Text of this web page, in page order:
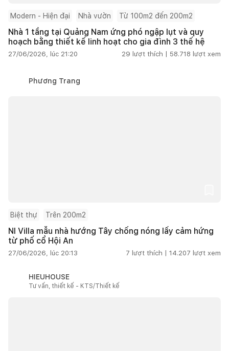
Modern - Hiện đại Nhà vườn Từ 100m2 đến 200m2
Nhà 1 tầng tại Quảng Nam ứng phó ngập lụt và quy
hoạch bằng thiết kế linh hoạt cho gia đình 3 thế hệ
27/06/2026, lúc 21:20 29 lượt thích | 58.718 lượt xem
Phương Trang
Biệt thự Trên 200m2
NI Villa mẫu nhà hướng Tây chống nóng lấy cảm hứng
từ phố cổ Hội An
27/06/2026, lúc 20:13 7 lượt thích | 14.207 lượt xem
HIEUHOUSE
Tư vấn, thiết kế - KTS/Thiết kế